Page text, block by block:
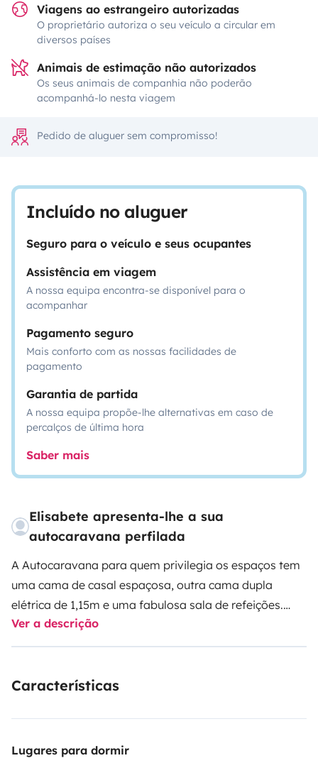
Viagens ao estrangeiro autorizadas
O proprietário autoriza o seu veículo a circular em
diversos países
Animais de estimação não autorizados
Os seus animais de companhia não poderão
acompanhá-lo nesta viagem
Pedido de aluguer sem compromisso!
Incluído no aluguer
Seguro para o veículo e seus ocupantes
Assistência em viagem
A nossa equipa encontra-se disponível para o
acompanhar
Pagamento seguro
Mais conforto com as nossas facilidades de
pagamento
Garantia de partida
A nossa equipa propõe-lhe alternativas em caso de
percalços de última hora
Saber mais
Elisabete apresenta-lhe a sua
autocaravana perfilada
A Autocaravana para quem privilegia os espaços tem
uma cama de casal espaçosa, outra cama dupla
elétrica de 1,15m e uma fabulosa sala de refeições.
Também existe a opção de uma mesa de 4 lugares,
cadeiras e toldo para comer fora. A autocaravana
traseira e um porta bicicletas. Para o entretenimento,
equipada com uma pia, frigorífico com congelador e 2
Ver a descrição
Características
Lugares para dormir